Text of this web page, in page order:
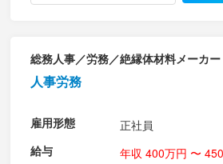
総務人事／労務／絶縁体材料メーカー
人事労務
雇用形態
正社員
給与
年収 400万円 〜